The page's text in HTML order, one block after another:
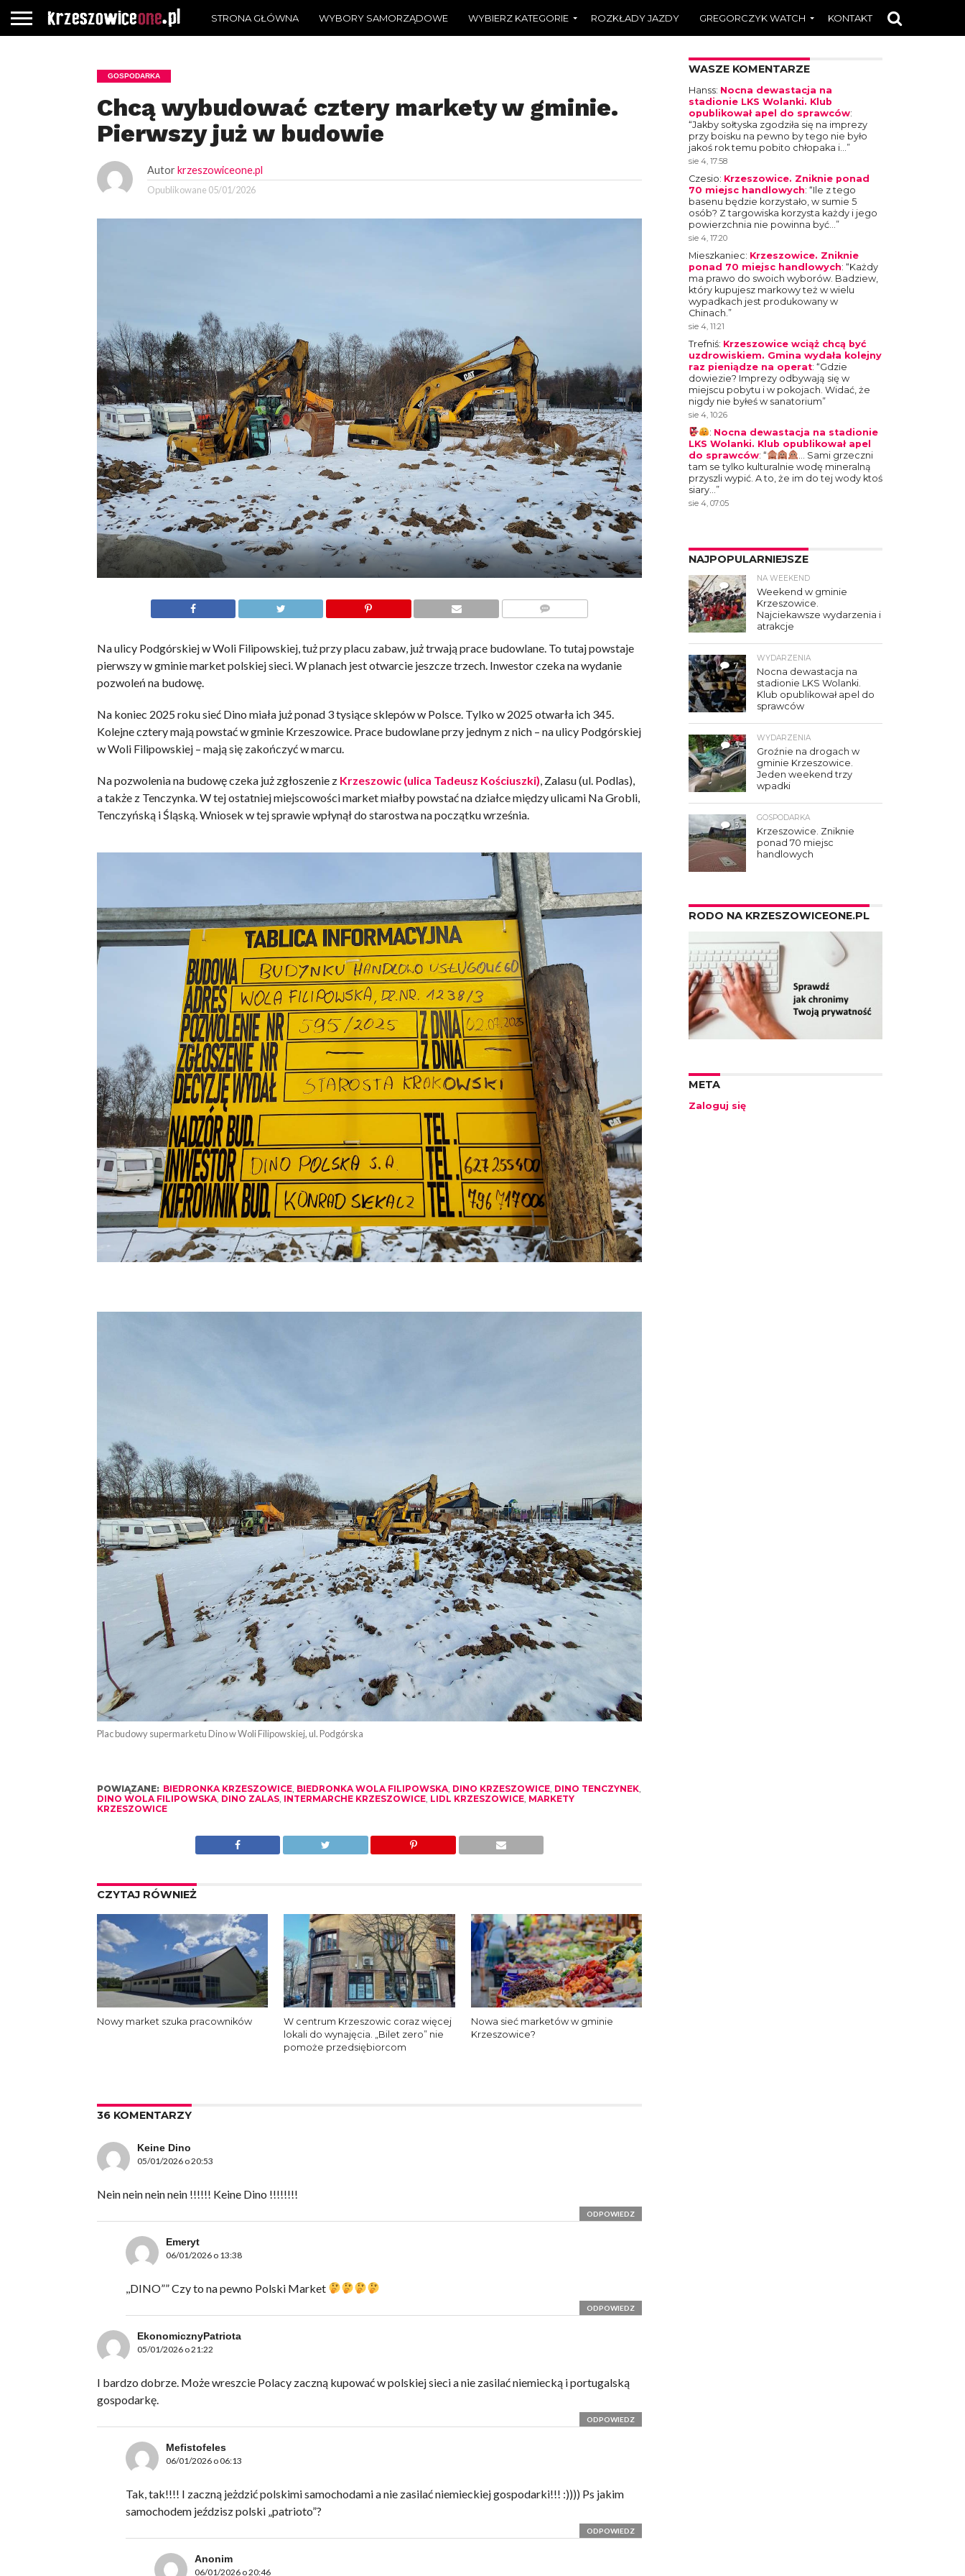
STRONA GŁÓWNA WYBORY SAMORZĄDOWE WYBIERZ KATEGORIE ROZKŁADY JAZDY GREGORCZYK WATCH KONTAKT
GOSPODARKA
Chcą wybudować cztery markety w gminie.
Pierwszy już w budowie
Autor krzeszowiceone.pl
Opublikowane 05/01/2026
Na ulicy Podgórskiej w Woli Filipowskiej, tuż przy placu zabaw, już trwają prace budowlane. To tutaj powstaje
pierwszy w gminie market polskiej sieci. W planach jest otwarcie jeszcze trzech. Inwestor czeka na wydanie
pozwoleń na budowę.
Na koniec 2025 roku sieć Dino miała już ponad 3 tysiące sklepów w Polsce. Tylko w 2025 otwarła ich 345.
Kolejne cztery mają powstać w gminie Krzeszowice. Prace budowlane przy jednym z nich – na ulicy Podgórskiej
w Woli Filipowskiej – mają się zakończyć w marcu.
Na pozwolenia na budowę czeka już zgłoszenie z Krzeszowic (ulica Tadeusz Kościuszki), Zalasu (ul. Podlas),
a także z Tenczynka. W tej ostatniej miejscowości market miałby powstać na działce między ulicami Na Grobli,
Tenczyńską i Śląską. Wniosek w tej sprawie wpłynął do starostwa na początku września.
Plac budowy supermarketu Dino w Woli Filipowskiej, ul. Podgórska
POWIĄZANE: BIEDRONKA KRZESZOWICE, BIEDRONKA WOLA FILIPOWSKA, DINO KRZESZOWICE, DINO TENCZYNEK,
DINO WOLA FILIPOWSKA, DINO ZALAS, INTERMARCHE KRZESZOWICE, LIDL KRZESZOWICE, MARKETY
KRZESZOWICE
CZYTAJ RÓWNIEŻ
Nowy market szuka pracowników
W centrum Krzeszowic coraz więcej
lokali do wynajęcia. „Bilet zero” nie
pomoże przedsiębiorcom
Nowa sieć marketów w gminie
Krzeszowice?
36 KOMENTARZY
Keine Dino
05/01/2026 o 20:53
Nein nein nein nein !!!!!! Keine Dino !!!!!!!!
ODPOWIEDZ
Emeryt
06/01/2026 o 13:38
,,DINO”” Czy to na pewno Polski Market
ODPOWIEDZ
EkonomicznyPatriota
05/01/2026 o 21:22
I bardzo dobrze. Może wreszcie Polacy zaczną kupować w polskiej sieci a nie zasilać niemiecką i portugalską
gospodarkę.
ODPOWIEDZ
Mefistofeles
06/01/2026 o 06:13
Tak, tak!!!! I zaczną jeżdzić polskimi samochodami a nie zasilać niemieckiej gospodarki!!! :)))) Ps jakim
samochodem jeździsz polski „patrioto”?
ODPOWIEDZ
Anonim
06/01/2026 o 20:46
WASZE KOMENTARZE
Hanss: Nocna dewastacja na
stadionie LKS Wolanki. Klub
opublikował apel do sprawców:
“Jakby sołtyska zgodziła się na imprezy
przy boisku na pewno by tego nie było
jakoś rok temu pobito chłopaka i…”
sie 4, 17:58
Czesio: Krzeszowice. Zniknie ponad
70 miejsc handlowych: “Ile z tego
basenu będzie korzystało, w sumie 5
osób? Z targowiska korzysta każdy i jego
powierzchnia nie powinna być…”
sie 4, 17:20
Mieszkaniec: Krzeszowice. Zniknie
ponad 70 miejsc handlowych: “Każdy
ma prawo do swoich wyborów. Badziew,
który kupujesz markowy też w wielu
wypadkach jest produkowany w
Chinach.”
sie 4, 11:21
Trefniś: Krzeszowice wciąż chcą być
uzdrowiskiem. Gmina wydała kolejny
raz pieniądze na operat: “Gdzie
dowiezie? Imprezy odbywają się w
miejscu pobytu i w pokojach. Widać, że
nigdy nie byłeś w sanatorium”
sie 4, 10:26
: Nocna dewastacja na stadionie
LKS Wolanki. Klub opublikował apel
do sprawców: “
… Sami grzeczni
tam se tylko kulturalnie wodę mineralną
przyszli wypić. A to, że im do tej wody ktoś
siary…”
sie 4, 07:05
NAJPOPULARNIEJSZE
4
NA WEEKEND
Weekend w gminie
Krzeszowice.
Najciekawsze wydarzenia i
atrakcje
7
WYDARZENIA
Nocna dewastacja na
stadionie LKS Wolanki.
Klub opublikował apel do
sprawców
3
WYDARZENIA
Groźnie na drogach w
gminie Krzeszowice.
Jeden weekend trzy
wpadki
3
GOSPODARKA
Krzeszowice. Zniknie
ponad 70 miejsc
handlowych
RODO NA KRZESZOWICEONE.PL
META
Zaloguj się